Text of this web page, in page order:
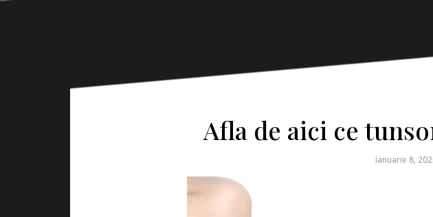
Afla de aici ce
ianuarie 8,